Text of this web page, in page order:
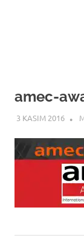
amec-
3 KASIM 2016